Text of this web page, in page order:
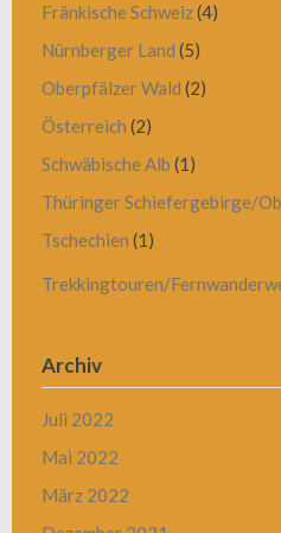
Fränkische Schweiz(4)
Nürnberger Land (5)
Oberpfälzer Wald (2)
Österreich (2)
Schwäbische Alb (1)
Thüringer Schiefergebirge/
Tschechien (1)
Trekkingtouren/
Archiv
Juli 2022
Mai 2022
März 2022